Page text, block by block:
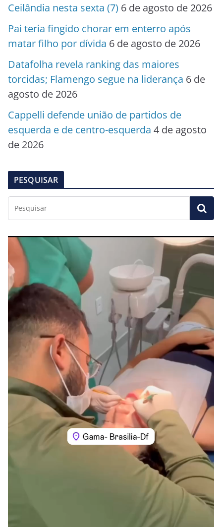
Ceilândia nesta sexta (7) 6 de agosto de 2026
Pai teria fingido chorar em enterro após
matar filho por dívida 6 de agosto de 2026
Datafolha revela ranking das maiores
torcidas; Flamengo segue na liderança 6 de
agosto de 2026
Cappelli defende união de partidos de
esquerda e de centro-esquerda 4 de agosto
de 2026
PESQUISAR